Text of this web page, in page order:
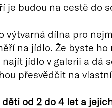
je budou na cestě do
výtvarná dílna pro
na jídlo. Že byste
najít jídlo v galerii a dá
přesvědčit na
děti od 2 do 4 let a